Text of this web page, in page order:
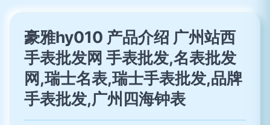
豪雅hy010 产品介绍 广州站西
手表批发网 手表批发,名表批发
网,瑞士名表,瑞士手表批发,品牌
手表批发,广州四海钟表